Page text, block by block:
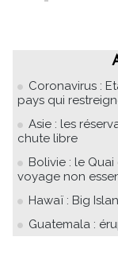
Coronavirus :
pays qui
Asie : les
chute libre
Bolivie : le
voyage non
Hawaï : Big
Guatemala :